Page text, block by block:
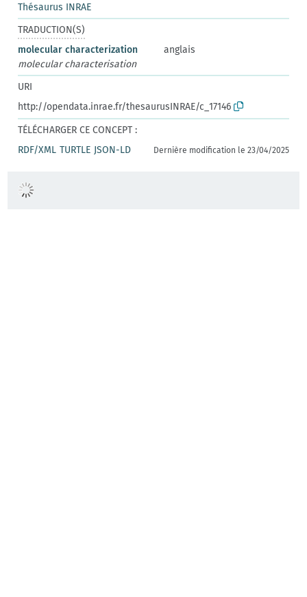
Thésaurus INRAE
TRADUCTION(S)
molecular characterization
anglais
molecular characterisation
URI
http://opendata.inrae.fr/thesaurusINRAE/c_17146
TÉLÉCHARGER CE CONCEPT :
RDF/XML TURTLE JSON-LD Dernière modification le 23/04/2025